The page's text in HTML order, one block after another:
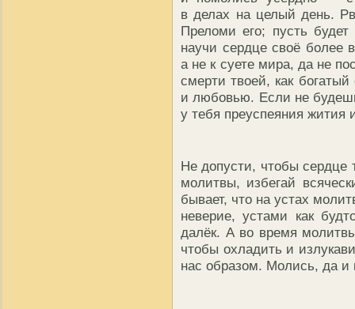
в делах на целый день.
Преломи его; пусть
научи сердце своё более
а не к суете мира, да не
смерти твоей, как
и любовью. Если не
у тебя преуспеяния жития
Не допусти, чтобы
молитвы, избегай
бывает, что на устах
неверие, устами как
далёк. А во время
чтобы охладить и
нас образом. Молись, да и